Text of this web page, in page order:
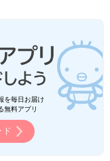
を毎日お届け
無料アプリ